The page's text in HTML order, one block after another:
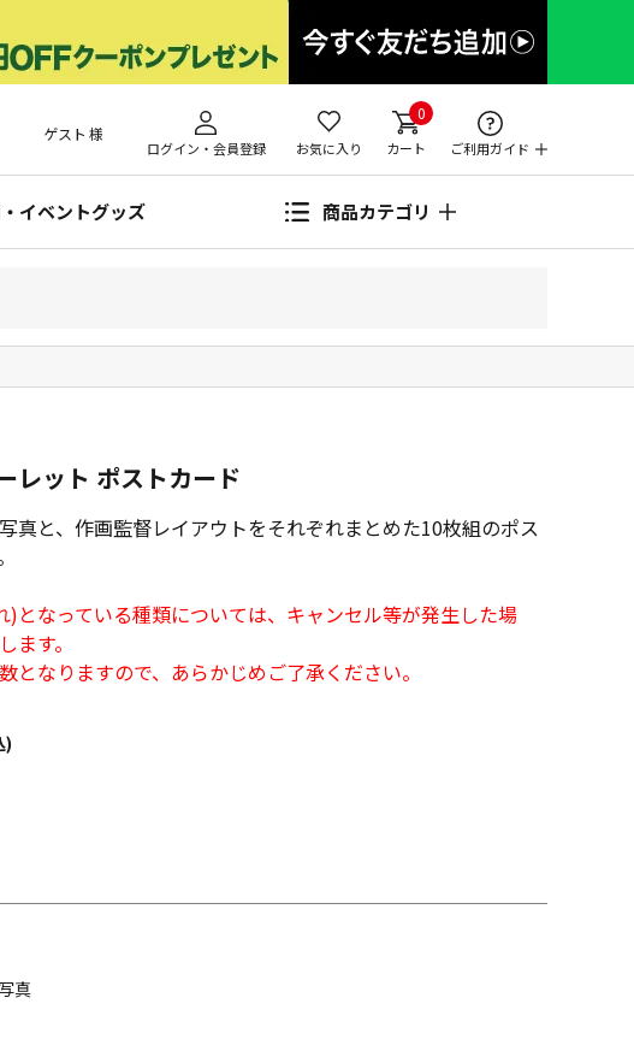
ゲスト 様
ログイン・会員登録 お気に入り
0
カート ご利用ガイド
イベントグッズ 商品カテゴリ
レット ポストカード
真と、作画監督レイアウトをそれぞれまとめた10枚組のポス
なっている種類については、キャンセル等が発生した場
ます。
となりますので、あらかじめご了承ください。
)
真